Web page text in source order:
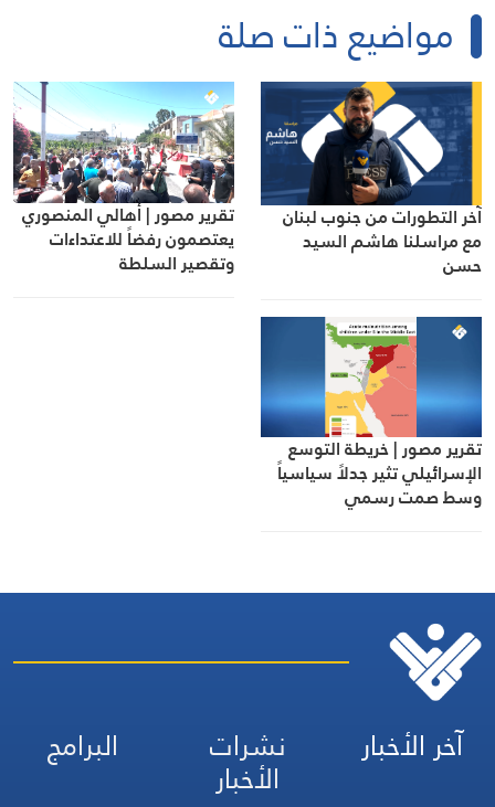
مواضيع ذات صلة
آخر التطورات من جنوب لبنان
مع مراسلنا هاشم السيد
حسن
تقرير مصور | أهالي المنصوري
يعتصمون رفضاً للاعتداءات
وتقصير السلطة
تقرير مصور | خريطة التوسع
الإسرائيلي تثير جدلاً سياسياً
وسط صمت رسمي
آخر الأخبار نشرات
الأخبار
البرامج